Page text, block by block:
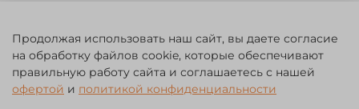
Корзина
©️ 2014 - 2024 Forest River. Рыболовный интернет-магазин.
Продолжая использовать наш сайт, вы даете согласие
на обработку файлов cookie, которые обеспечивают
правильную работу сайта и соглашаетесь с нашей
офертой и политикой конфиденциальности